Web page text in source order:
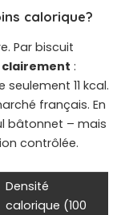
calorique?
Par biscuit
clairement :
11 kcal.
français. En
bâtonnet – mais
contrôlée.
Densité
calorique (100